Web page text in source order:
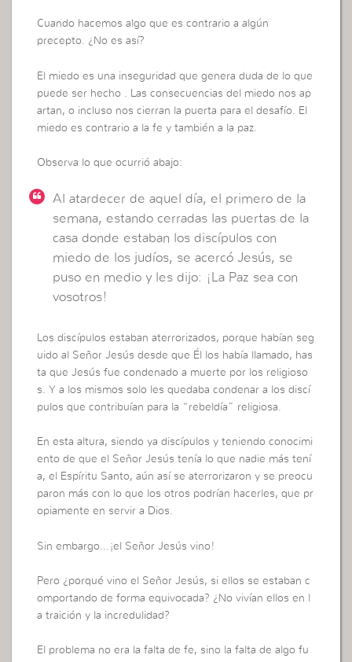
Cuando hacemos algo que es contrario a algún
precepto. ¿No es así?
El miedo es una inseguridad que genera duda de lo que
puede ser hecho . Las consecuencias del miedo nos ap
artan, o incluso nos cierran la puerta para el desafío. El
miedo es contrario a la fe y también a la paz.
Observa lo que ocurrió abajo:
Al atardecer de aquel día, el primero de la
semana, estando cerradas las puertas de la
casa donde estaban los discípulos con
miedo de los judíos, se acercó Jesús, se
puso en medio y les dijo: ¡La Paz sea con
vosotros!
Los discípulos estaban aterrorizados, porque habían seg
uido al Señor Jesús desde que Él los había llamado, has
ta que Jesús fue condenado a muerte por los religioso
s. Y a los mismos solo les quedaba condenar a los discí
pulos que contribuían para la “rebeldía” religiosa.
En esta altura, siendo ya discípulos y teniendo conocimi
ento de que el Señor Jesús tenía lo que nadie más tení
a, el Espíritu Santo, aún así se aterrorizaron y se preocu
paron más con lo que los otros podrían hacerles, que pr
opiamente en servir a Dios.
Sin embargo…¡el Señor Jesús vino!
Pero ¿porqué vino el Señor Jesús, si ellos se estaban c
omportando de forma equivocada? ¿No vivían ellos en l
a traición y la incredulidad?
El problema no era la falta de fe, sino la falta de algo fu